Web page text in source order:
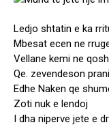
Ledjo shtatin e ka
Mbesat ecen ne
Vellane kemi ne
Qe. zevendeson
Edhe Naken qe
Zoti nuk e lendoj
I dha niperve jete e